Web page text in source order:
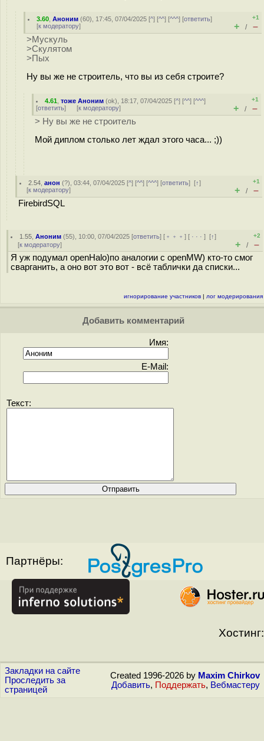
3.60 ,Аноним (60), 17:45, 07/04/2025 [^] [^^] [^^^] [ответить]
[к модератору]
+1
+ / –
>Мускуль
>Скулятом
>Пых
Ну вы же не строитель, что вы из себя строите?
4.61 ,тоже Аноним (ok), 18:17, 07/04/2025 [^] [^^] [^^^]
[ответить] [к модератору]
+1
+ / –
> Ну вы же не строитель
Мой диплом столько лет ждал этого часа... ;))
2.54 ,анон (?), 03:44, 07/04/2025 [^] [^^] [^^^] [ответить][↑]
[к модератору]
+1
+ / –
FirebirdSQL
1.55 ,Аноним (55), 10:00, 07/04/2025 [ответить] [ ﹢﹢﹢] [ · · ·][↑]
[к модератору]
+2
+ / –
Я уж подумал openHalo)по аналогии с openMW) кто-то смог
сварганить, а оно вот это вот - всё таблички да списки...
игнорирование участников | лог модерирования
Добавить комментарий
Имя:
E-Mail:
Текст:
Партнёры:
Хостинг:
Закладки на сайте
Проследить за
страницей
Created 1996-2026 by Maxim Chirkov
Добавить, Поддержать, Вебмастеру